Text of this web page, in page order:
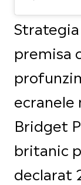
Strategia
premisa
ecranele
Bridget
britanic
declarat